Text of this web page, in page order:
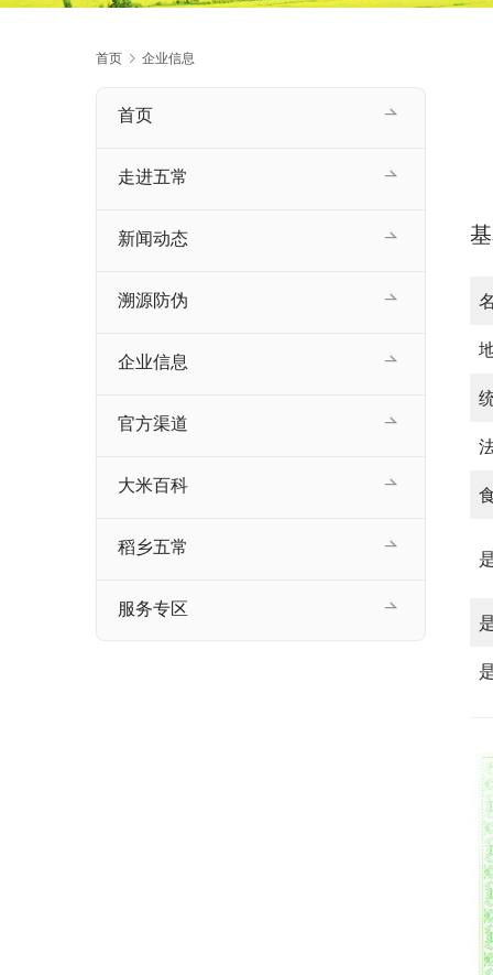
首页 企业信息
首页
走进五常
新闻动态
溯源防伪
企业信息
官方渠道
大米百科
稻乡五常
服务专区